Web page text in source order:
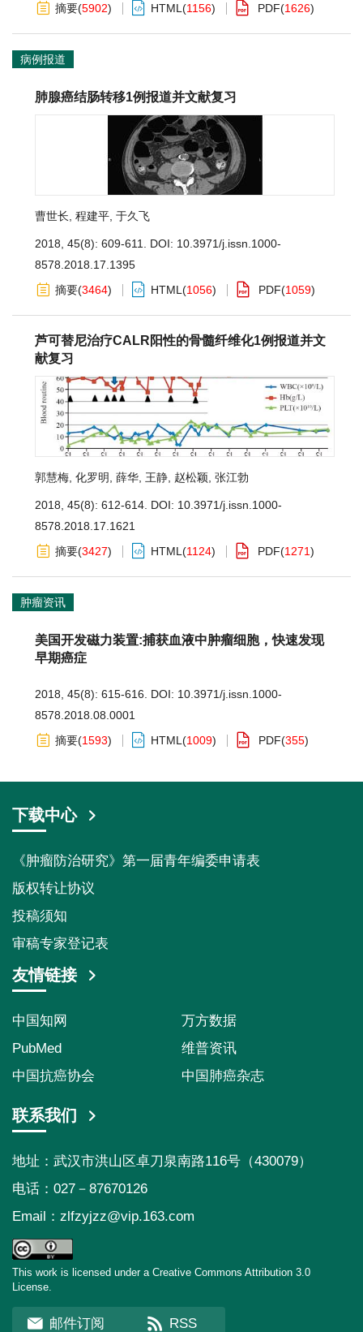
摘要(5902) HTML (1156) PDF(1626)
病例报道
肺腺癌结肠转移1例报道并文献复习
曹世长 程建平 于久飞
2018, 45(8): 609-611. DOI: 10.3971/j.issn.1000-
8578.2018.17.1395
摘要(3464) HTML (1056) PDF(1059)
芦可替尼治疗CALR阳性的骨髓纤维化1例报道并文
献复习
郭慧梅 化罗明 薛华 王静 赵松颖 张江勃
2018, 45(8): 612-614. DOI: 10.3971/j.issn.1000-
8578.2018.17.1621
摘要(3427) HTML (1124) PDF(1271)
肿瘤资讯
美国开发磁力装置:捕获血液中肿瘤细胞，快速发现
早期癌症
2018, 45(8): 615-616. DOI: 10.3971/j.issn.1000-
8578.2018.08.0001
摘要(1593) HTML (1009) PDF(355)
下载中心
《肿瘤防治研究》第一届青年编委申请表
版权转让协议
投稿须知
审稿专家登记表
友情链接
中国知网
万方数据
PubMed
维普资讯
中国抗癌协会
中国肺癌杂志
联系我们
地址：武汉市洪山区卓刀泉南路116号（430079）
电话：027－87670126
Email： zlfzyjzz@vip.163.com
This work is licensed under a Creative Commons Attribution 3.0
License.
邮件订阅 RSS